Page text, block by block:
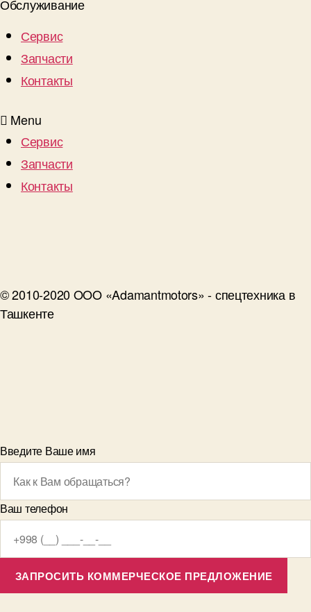
Обслуживание
Сервис
Запчасти
Контакты
Menu
Сервис
Запчасти
Контакты
© 2010-2020 OOO «Adamantmotors» - спецтехника в
Ташкенте
Введите Ваше имя
Ваш телефон
ЗАПРОСИТЬ КОММЕРЧЕСКОЕ ПРЕДЛОЖЕНИЕ